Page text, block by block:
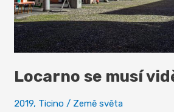
Locarno se musí
2019, Ticino / Země světa